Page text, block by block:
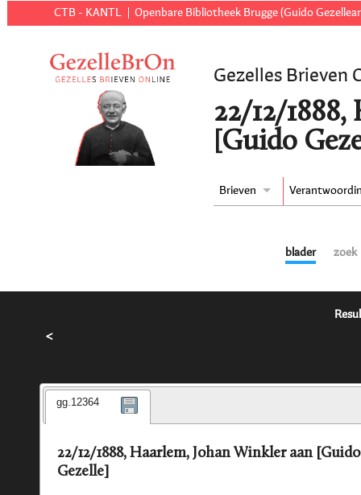
CTB - KANTL Openbare Bibliotheek Brugge (Guido
Gezelles Brieven
22/12/
[Guido
Brieven
blader zoek
<
gg.12364
22/12/1888, Haarlem, Johan Winkler aan [Guido
Gezelle]